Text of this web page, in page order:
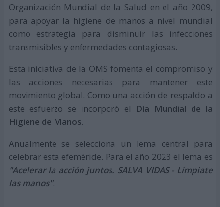
Organización Mundial de la Salud en el año 2009,
para apoyar la higiene de manos a nivel mundial
como estrategia para disminuir las infecciones
transmisibles y enfermedades contagiosas.
Esta iniciativa de la OMS fomenta el compromiso y
las acciones necesarias para mantener este
movimiento global. Como una acción de respaldo a
este esfuerzo se incorporó el
Día Mundial de la
Higiene de Manos.
Anualmente se selecciona un lema central para
celebrar esta efeméride. Para el año 2023 el lema es
"Acelerar la acción juntos. SALVA VIDAS - Límpiate
las manos".